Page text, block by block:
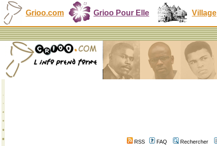
Grioo.com Grioo Pour Elle Village
RSS FAQ
Rechercher